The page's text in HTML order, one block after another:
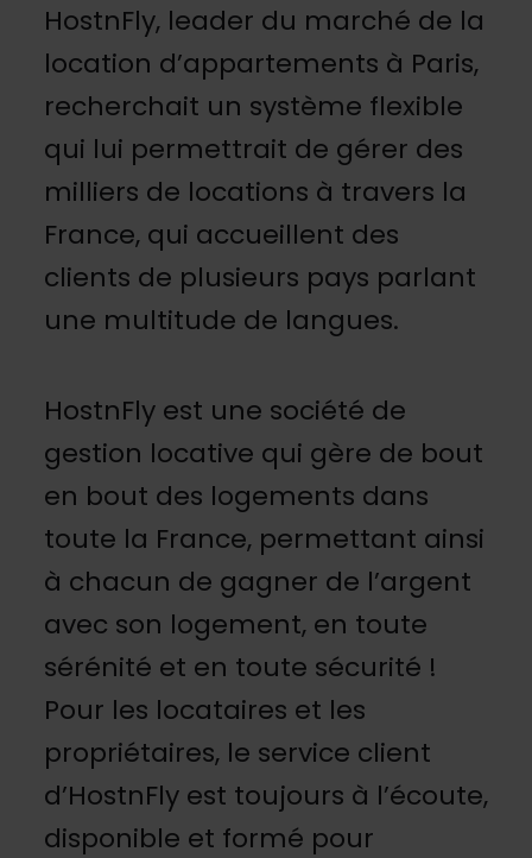
HostnFly, leader du marché de la
location d’appartements à Paris,
recherchait un système flexible
qui lui permettrait de gérer des
milliers de locations à travers la
France, qui accueillent des
clients de plusieurs pays parlant
une multitude de langues.
HostnFly est une société de
gestion locative qui gère de bout
en bout des logements dans
toute la France, permettant ainsi
à chacun de gagner de l’argent
avec son logement, en toute
sérénité et en toute sécurité !
Pour les locataires et les
propriétaires, le service client
d’HostnFly est toujours à l’écoute,
disponible et formé pour